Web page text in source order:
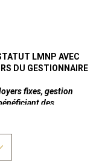
LMNP AVEC
DU GESTIONNAIRE
fixes, gestion
des
en
durée